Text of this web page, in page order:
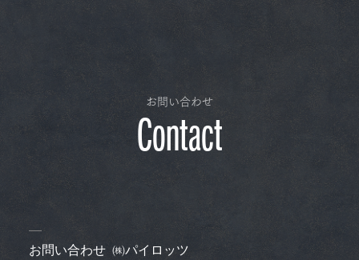
お問い合わせ
Contact
お問い合わせ ㈱パイロッツ